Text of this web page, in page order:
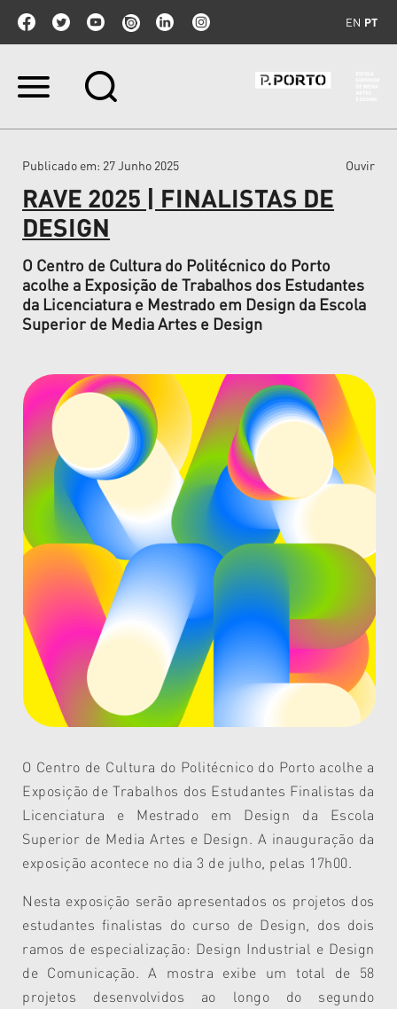
EN PT
Ir
Ir
navegação
Publicado em: 27 Junho 2025 Ouvir
RAVE 2025 | FINALISTAS DE
DESIGN
O Centro de Cultura do Politécnico do Porto
acolhe a Exposição de Trabalhos dos Estudantes
da Licenciatura e Mestrado em Design da Escola
Superior de Media Artes e Design
O Centro de Cultura do Politécnico do Porto acolhe a
Exposição de Trabalhos dos Estudantes Finalistas da
Licenciatura e Mestrado em Design da Escola
Superior de Media Artes e Design. A inauguração da
exposição acontece no dia 3 de julho, pelas 17h00.
Nesta exposição serão apresentados os projetos dos
estudantes finalistas do curso de Design, dos dois
ramos de especialização: Design Industrial e Design
de Comunicação. A mostra exibe um total de 58
projetos desenvolvidos ao longo do segundo